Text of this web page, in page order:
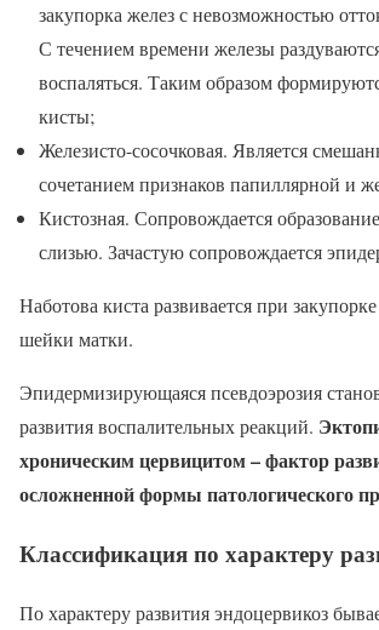
закупорка желез с невозможностью
С течением времени железы
воспаляться. Таким образом
кисты;
Железисто-сосочковая. Является
сочетанием признаков папиллярной и
Кистозная. Сопровождается
слизью. Зачастую сопровождается
Наботова киста развивается при
шейки матки.
Эпидермизирующаяся псевдоэрозия
развития воспалительных реакций.
хроническим цервицитом – фактор
осложненной формы патологического
Классификация по характеру
По характеру развития эндоцервикоз